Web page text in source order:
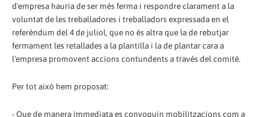
d'empresa hauria de ser més ferma i respondre clarament a la
voluntat de les treballadores i treballadors expressada en el
referèndum del 4 de juliol, que no és altra que la de rebutjar
fermament les retallades a la plantilla i la de plantar cara a
l'empresa promovent accions contundents a través del comitè.
Per tot això hem proposat:
- Que de manera immediata es convoquin mobilitzacions com a